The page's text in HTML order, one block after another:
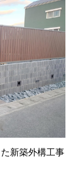
新築外構工事